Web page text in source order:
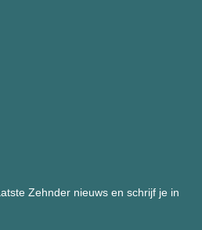
Zehnder nieuws en schrijf je in